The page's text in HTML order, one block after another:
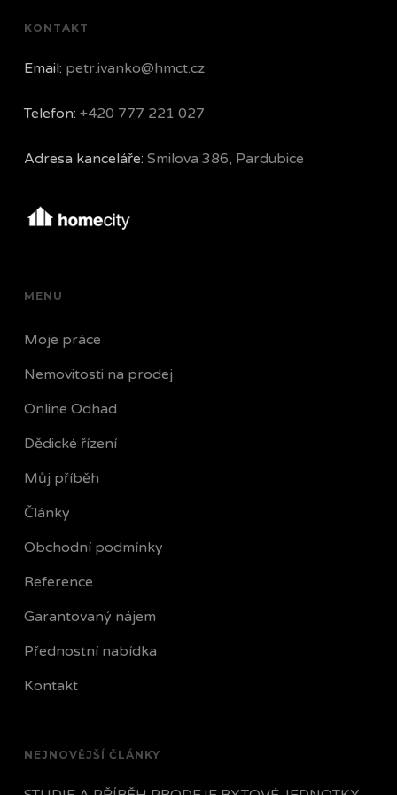
KONTAKT
Email: petr.ivanko@hmct.cz
Telefon: +420 777 221 027
Adresa kanceláře: Smilova 386, Pardubice
MENU
Moje práce
Nemovitosti na prodej
Online Odhad
Dědické řízení
Můj příběh
Články
Obchodní podmínky
Reference
Garantovaný nájem
Přednostní nabídka
Kontakt
NEJNOVĚJŠÍ ČLÁNKY